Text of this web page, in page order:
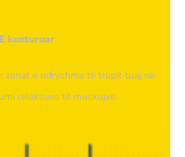
E konturuar
zonat e ndryshme të trupit tuaj në
relaksues të muskujve.